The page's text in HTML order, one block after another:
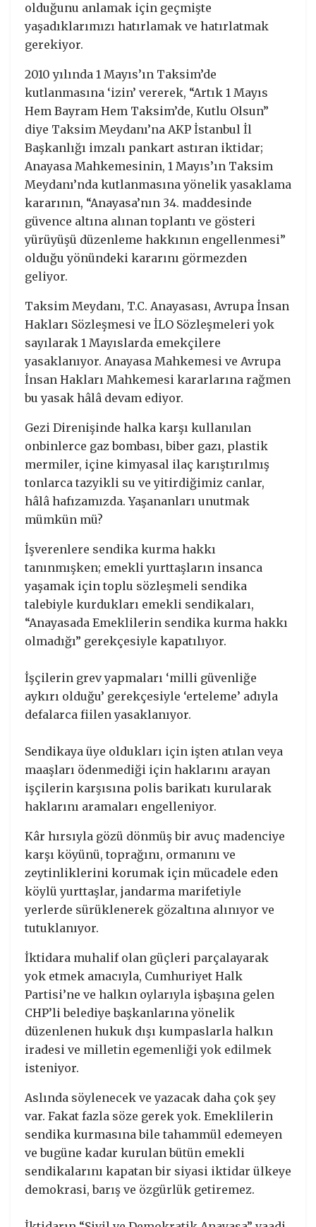
olduğunu anlamak için geçmişte
yaşadıklarımızı hatırlamak ve hatırlatmak
gerekiyor.
2010 yılında 1 Mayıs’ın Taksim’de
kutlanmasına ‘izin’ vererek, “Artık 1 Mayıs
Hem Bayram Hem Taksim’de, Kutlu Olsun”
diye Taksim Meydanı’na AKP İstanbul İl
Başkanlığı imzalı pankart astıran iktidar;
Anayasa Mahkemesinin, 1 Mayıs’ın Taksim
Meydanı’nda kutlanmasına yönelik yasaklama
kararının, “Anayasa’nın 34. maddesinde
güvence altına alınan toplantı ve gösteri
yürüyüşü düzenleme hakkının engellenmesi”
olduğu yönündeki kararını görmezden
geliyor.
Taksim Meydanı, T.C. Anayasası, Avrupa İnsan
Hakları Sözleşmesi ve İLO Sözleşmeleri yok
sayılarak 1 Mayıslarda emekçilere
yasaklanıyor. Anayasa Mahkemesi ve Avrupa
İnsan Hakları Mahkemesi kararlarına rağmen
bu yasak hâlâ devam ediyor.
Gezi Direnişinde halka karşı kullanılan
onbinlerce gaz bombası, biber gazı, plastik
mermiler, içine kimyasal ilaç karıştırılmış
tonlarca tazyikli su ve yitirdiğimiz canlar,
hâlâ hafızamızda. Yaşananları unutmak
mümkün mü?
İşverenlere sendika kurma hakkı
tanınmışken; emekli yurttaşların insanca
yaşamak için toplu sözleşmeli sendika
talebiyle kurdukları emekli sendikaları,
“Anayasada Emeklilerin sendika kurma hakkı
olmadığı” gerekçesiyle kapatılıyor.
İşçilerin grev yapmaları ‘milli güvenliğe
aykırı olduğu’ gerekçesiyle ‘erteleme’ adıyla
defalarca fiilen yasaklanıyor.
Sendikaya üye oldukları için işten atılan veya
maaşları ödenmediği için haklarını arayan
işçilerin karşısına polis barikatı kurularak
haklarını aramaları engelleniyor.
Kâr hırsıyla gözü dönmüş bir avuç madenciye
karşı köyünü, toprağını, ormanını ve
zeytinliklerini korumak için mücadele eden
köylü yurttaşlar, jandarma marifetiyle
yerlerde sürüklenerek gözaltına alınıyor ve
tutuklanıyor.
İktidara muhalif olan güçleri parçalayarak
yok etmek amacıyla, Cumhuriyet Halk
Partisi’ne ve halkın oylarıyla işbaşına gelen
CHP’li belediye başkanlarına yönelik
düzenlenen hukuk dışı kumpaslarla halkın
iradesi ve milletin egemenliği yok edilmek
isteniyor.
Aslında söylenecek ve yazacak daha çok şey
var. Fakat fazla söze gerek yok. Emeklilerin
sendika kurmasına bile tahammül edemeyen
ve bugüne kadar kurulan bütün emekli
sendikalarını kapatan bir siyasi iktidar ülkeye
demokrasi, barış ve özgürlük getiremez.